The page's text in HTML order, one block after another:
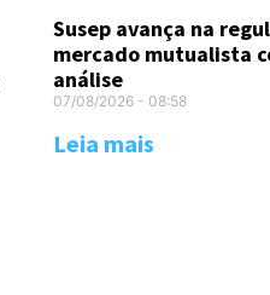
Susep avança na
mercado mutualista
análise
07/08/2026 08:58
Leia mais